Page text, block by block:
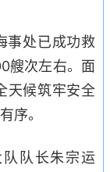
事处已成功救
艘次左右。面
天候筑牢安全
序。
队长朱宗运